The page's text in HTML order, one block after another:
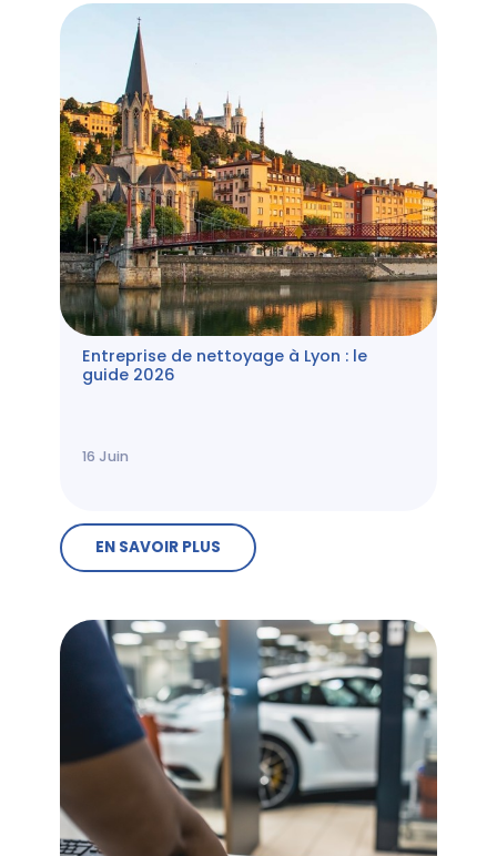
Entreprise de nettoyage à Lyon : le
guide 2026
16 Juin
EN SAVOIR PLUS